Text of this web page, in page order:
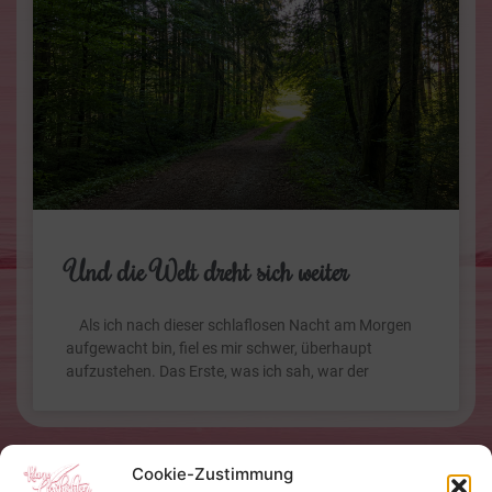
Cookie-Zustimmung
Und die Welt dreht sich weiter
Als ich nach dieser schlaflosen Nacht am Morgen
aufgewacht bin, fiel es mir schwer, überhaupt
aufzustehen. Das Erste, was ich sah, war der